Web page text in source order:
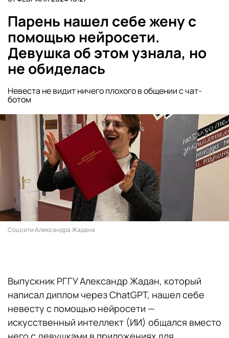
Парень нашел себе жену с
помощью нейросети.
Девушка об этом узнала, но
не обиделась
Невеста не видит ничего плохого в общении с чат-
ботом
Соцсети Александра Жадана
Выпускник РГГУ Александр Жадан, который
написал диплом через ChatGPT, нашел себе
невесту с помощью нейросети —
искусственный интеллект (ИИ) общался вместо